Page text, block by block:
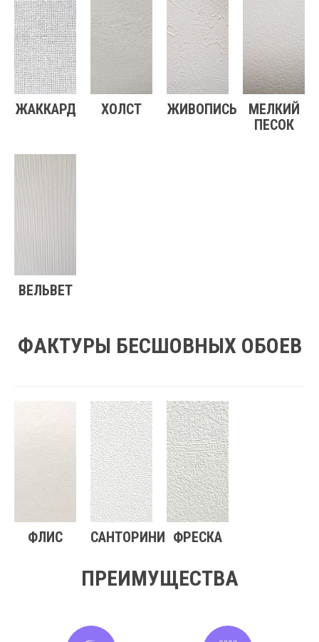
ЖАККАРД ХОЛСТ ЖИВОПИСЬ
МЕЛКИЙ
ПЕСОК
ВЕЛЬВЕТ
ФАКТУРЫ БЕСШОВНЫХ ОБОЕВ
ФЛИС САНТОРИНИ ФРЕСКА
ПРЕИМУЩЕСТВА